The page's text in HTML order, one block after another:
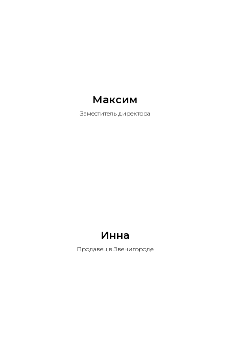
Максим
Заместитель директора
Инна
Продавец в Звенигороде